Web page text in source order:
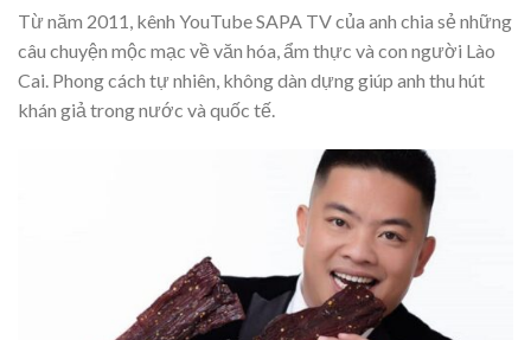
Từ năm 2011, kênh YouTube SAPA TV của anh chia sẻ những
câu chuyện mộc mạc về văn hóa, ẩm thực và con người Lào
Cai. Phong cách tự nhiên, không dàn dựng giúp anh thu hút
khán giả trong nước và quốc tế.